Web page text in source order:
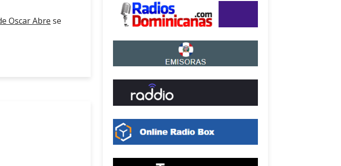
Oscar Abre se